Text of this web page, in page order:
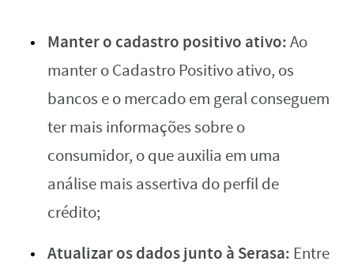
Manter o cadastro positivo ativo:Ao
manter o Cadastro Positivo ativo, os
bancos e o mercado em geral conseguem
ter mais informações sobre o
consumidor, o que auxilia em uma
análise mais assertiva do perfil de
crédito;
Atualizar os dados junto à Serasa: Entre